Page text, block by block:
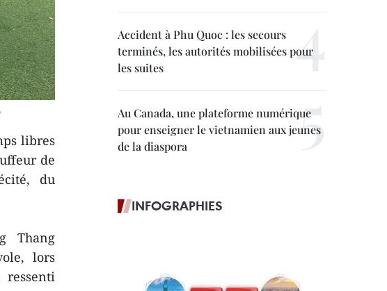
libres
de
du
Thang
lors
Accident à Phu Quoc : les secours
terminés, les autorités mobilisées pour
les suites
Au Canada, une plateforme numérique
pour enseigner le vietnamien aux jeunes
de la diaspora
INFOGRAPHIES